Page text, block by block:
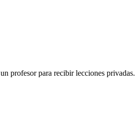
profesor para recibir lecciones privadas.